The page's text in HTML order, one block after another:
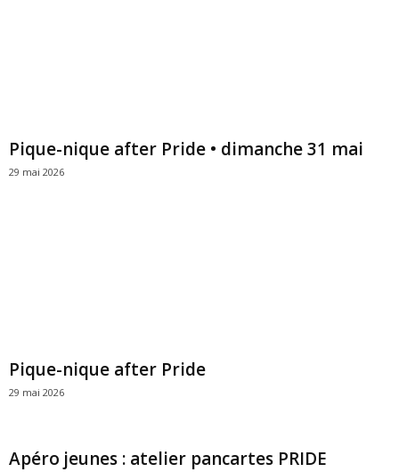
Pique-nique after Pride • dimanche 31 mai
29 mai 2026
Pique-nique after Pride
29 mai 2026
Apéro jeunes : atelier pancartes PRIDE